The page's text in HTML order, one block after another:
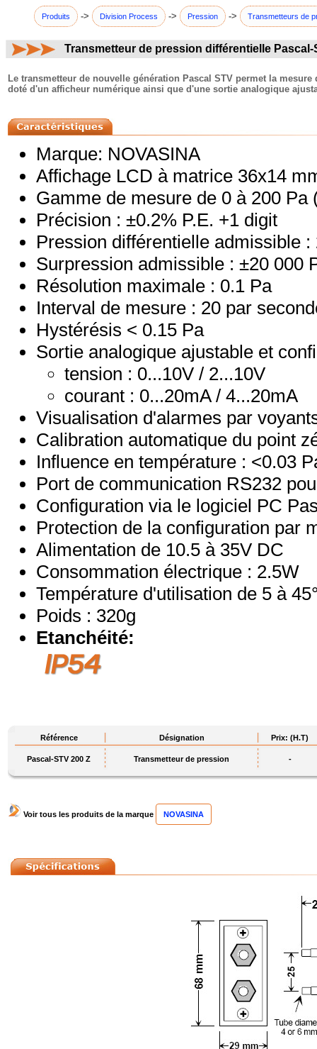
Produits -> Division Process -> Pression -> Transmetteurs de
Transmetteur de pression différentielle Pascal-
Le transmetteur de nouvelle génération Pascal STV permet la
doté d'un afficheur numérique ainsi que d'une sortie analogique
Marque: NOVASINA
Affichage LCD à matrice 36x14
Gamme de mesure de 0 à 200 Pa
Précision : ±0.2% P.E. +1 digit
Pression différentielle admissible :
Surpression admissible : ±20 000
Résolution maximale : 0.1 Pa
Interval de mesure : 20 par
Hystérésis < 0.15 Pa
Sortie analogique ajustable et
tension : 0...10V / 2...10V
courant : 0...20mA / 4...20mA
Visualisation d'alarmes par
Calibration automatique du point
Influence en température : <0.03
Port de communication RS232
Configuration via le logiciel PC
Protection de la configuration par
Alimentation de 10.5 à 35V DC
Consommation électrique : 2.5W
Température d'utilisation de 5 à
Poids : 320g
Etanchéité:
Référence Désignation Prix: (H.T)
Pascal-STV 200 Z Transmetteur de pression -
Voir tous les produits de la marque NOVASINA